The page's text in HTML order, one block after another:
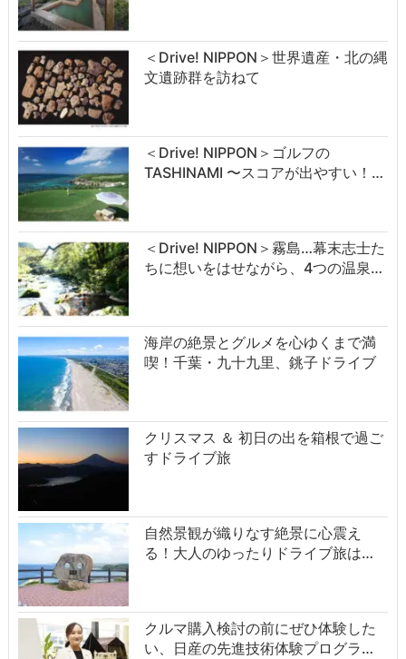
＜Drive! NIPPON＞世界遺産・北の縄
文遺跡群を訪ねて
＜Drive! NIPPON＞ゴルフの
TASHINAMI 〜スコアが出やすい！…
＜Drive! NIPPON＞霧島…幕末志士た
ちに想いをはせながら、4つの温泉…
海岸の絶景とグルメを心ゆくまで満
喫！千葉・九十九里、銚子ドライブ
クリスマス ＆ 初日の出を箱根で過ご
すドライブ旅
自然景観が織りなす絶景に心震え
る！大人のゆったりドライブ旅は…
クルマ購入検討の前にぜひ体験した
い、日産の先進技術体験プログラ…